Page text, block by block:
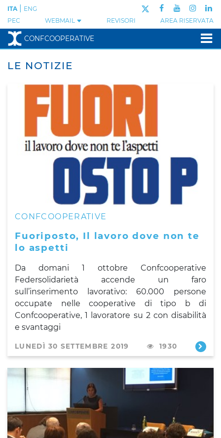
PEC WEBMAIL REVISORI AREA RISERVATA
ITA ENG
CONFCOOPERATIVE
LE NOTIZIE
CONFCOOPERATIVE
Fuoriposto, Il lavoro dove non te
lo aspetti
Da domani 1 ottobre Confcooperative
Federsolidarietà accende un faro
sull’inserimento lavorativo: 60.000 persone
occupate nelle cooperative di tipo b di
Confcooperative, 1 lavoratore su 2 con disabilità
e svantaggi
LUNEDÌ 30 SETTEMBRE 2019 1930